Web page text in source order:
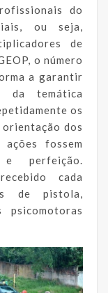
do
ou seja,
de
o número
a garantir
da temática
os
orientação dos
fossem
perfeição.
cada
de pistola,
psicomotoras